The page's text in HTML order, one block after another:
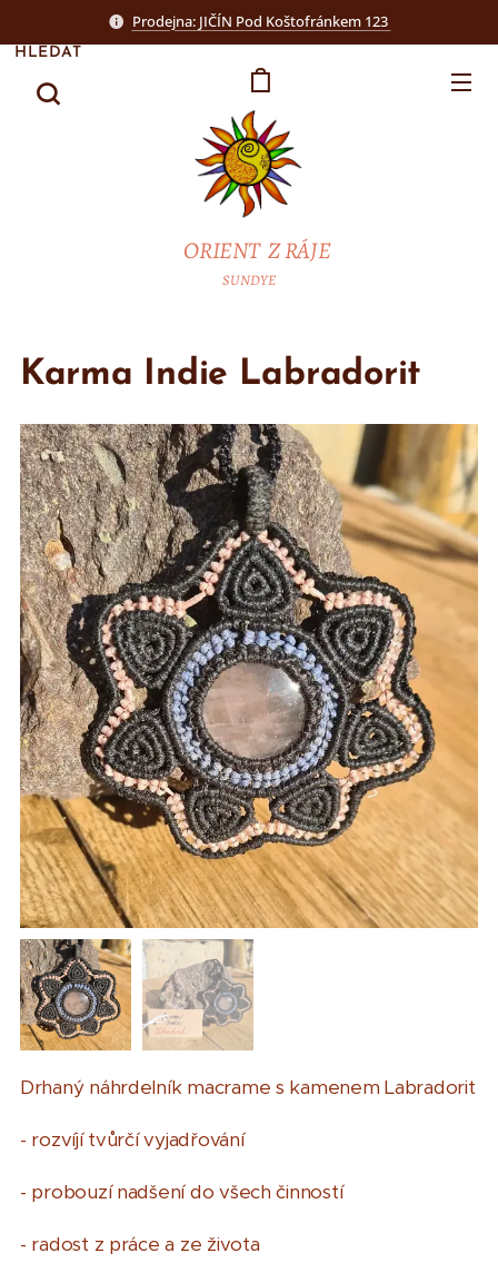
Prodejna: JIČÍN Pod Koštofránkem 123
ORIENT Z RÁJE
SUNDYE
HLEDAT
Karma Indie Labradorit
Drhaný náhrdelník macrame s kamenem Labradorit
- rozvíjí tvůrčí vyjadřování
- probouzí nadšení do všech činností
- radost z práce a ze života